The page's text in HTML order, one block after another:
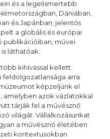
és a legelismertebb
Dániában,
és Japánban; jelentős
a globális és európai
publikációiban, művei
láthatóak.
kihívással kellett
arra
képzeljünk el
amelyben azok vázlatokkal
tárják fel a művésznő
világát. Vállalkozásunkat
a művésznő életében
kontextusokban